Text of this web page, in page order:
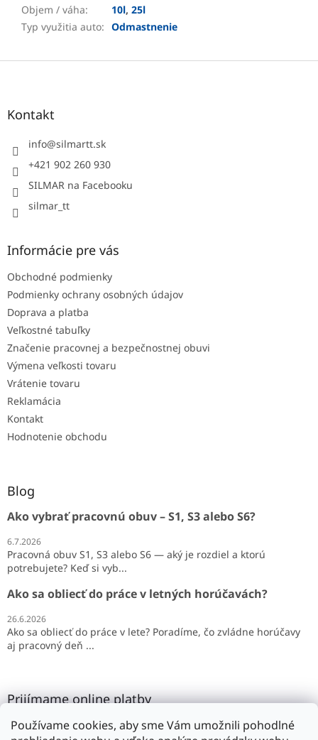
Používame cookies, aby sme Vám umožnili pohodlné
Objem / váha: 10l, 25l
Typ využitia auto: Odmastnenie
Z
Kontakt
info@silmartt.sk
+421 902 260 930
SILMAR na Facebooku
silmar_tt
Informácie pre vás
Obchodné podmienky
Podmienky ochrany osobných údajov
Doprava a platba
Veľkostné tabuľky
Značenie pracovnej a bezpečnostnej obuvi
Výmena veľkosti tovaru
Vrátenie tovaru
Reklamácia
Kontakt
Hodnotenie obchodu
Blog
Ako vybrať pracovnú obuv – S1, S3 alebo S6?
6.7.2026
Pracovná obuv S1, S3 alebo S6 — aký je rozdiel a ktorú
potrebujete? Keď si vyb...
Ako sa obliecť do práce v letných horúčavách?
26.6.2026
Ako sa obliecť do práce v lete? Poradíme, čo zvládne horúčavy
aj pracovný deň ...
Prijímame online platby